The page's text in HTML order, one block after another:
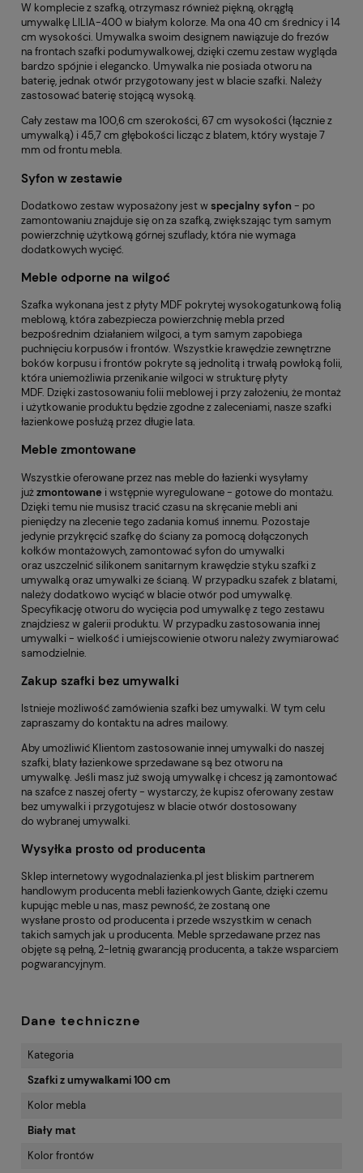
W komplecie z szafką, otrzymasz również piękną,okrągłą
umywalkę LILIA-400 w białym kolorze. Ma ona 40 cm średnicy i 14
cm wysokości. Umywalka swoim designem nawiązuje do frezów
na frontach szafki podumywalkowej, dzięki czemu zestaw wygląda
bardzo spójnie i elegancko. Umywalka nie posiada otworu na
baterię, jednak otwór przygotowany jest w blacie szafki. Należy
zastosować baterię stojącą wysoką.
Cały zestaw ma 100,6 cm szerokości, 67 cm wysokości (łącznie z
umywalką) i 45,7 cm głębokości licząc z blatem, który wystaje 7
mm od frontu mebla.
Syfon w zestawie
Dodatkowo zestaw wyposażony jest wspecjalny syfon - po
zamontowaniu znajduje się on za szafką, zwiększając tym samym
powierzchnię użytkową górnej szuflady, która nie wymaga
dodatkowych wycięć.
Meble odporne na wilgoć
Szafka wykonana jest z płyty MDF pokrytej wysokogatunkową folią
meblową, która zabezpiecza powierzchnię mebla przed
bezpośrednim działaniem wilgoci, a tym samym zapobiega
puchnięciu korpusów i frontów. Wszystkie krawędzie zewnętrzne
boków korpusu i frontów pokryte są jednolitą i trwałą powłoką folii,
która uniemożliwia przenikanie wilgoci w strukturę płyty
MDF. Dzięki zastosowaniu folii meblowej i przy założeniu, że montaż
i użytkowanie produktu będzie zgodne z zaleceniami, nasze szafki
łazienkowe posłużą przez długie lata.
Meble zmontowane
Wszystkie oferowane przez nas meble do łazienki wysyłamy
jużzmontowane i wstępnie wyregulowane - gotowe do montażu.
Dzięki temu nie musisz tracić czasu na skręcanie mebli ani
pieniędzy na zlecenie tego zadania komuś innemu. Pozostaje
jedynie przykręcić szafkę do ściany za pomocą dołączonych
kołków montażowych, zamontować syfon do umywalki
oraz uszczelnić silikonem sanitarnym krawędzie styku szafki z
umywalką oraz umywalki ze ścianą. W przypadku szafek z blatami,
należy dodatkowo wyciąć w blacie otwór pod umywalkę.
Specyfikację otworu do wycięcia pod umywalkę z tego zestawu
znajdziesz w galerii produktu. W przypadku zastosowania innej
umywalki - wielkość i umiejscowienie otworu należy zwymiarować
samodzielnie.
Zakup szafki bez umywalki
Istnieje możliwość zamówienia szafki bez umywalki. W tym celu
zapraszamy do kontaktu na adres mailowy.
Aby umożliwić Klientom zastosowanie innej umywalki do naszej
szafki, blaty łazienkowe sprzedawane są bez otworu na
umywalkę. Jeśli masz już swoją umywalkę i chcesz ją zamontować
na szafce z naszej oferty - wystarczy, że kupisz oferowany zestaw
bez umywalki i przygotujesz w blacie otwór dostosowany
do wybranej umywalki.
Wysyłka prosto od producenta
Sklep internetowywygodnalazienka.pl jest bliskim partnerem
handlowym producenta mebli łazienkowych Gante, dzięki czemu
kupując meble u nas, masz pewność, że zostaną one
wysłane prosto od producenta i przede wszystkim w cenach
takich samych jak u producenta. Meble sprzedawane przez nas
objęte są pełną, 2-letnią gwarancją producenta, a także wsparciem
pogwarancyjnym.
Dane techniczne
Kategoria
Szafki z umywalkami 100 cm
Kolor mebla
Biały mat
Kolor frontów